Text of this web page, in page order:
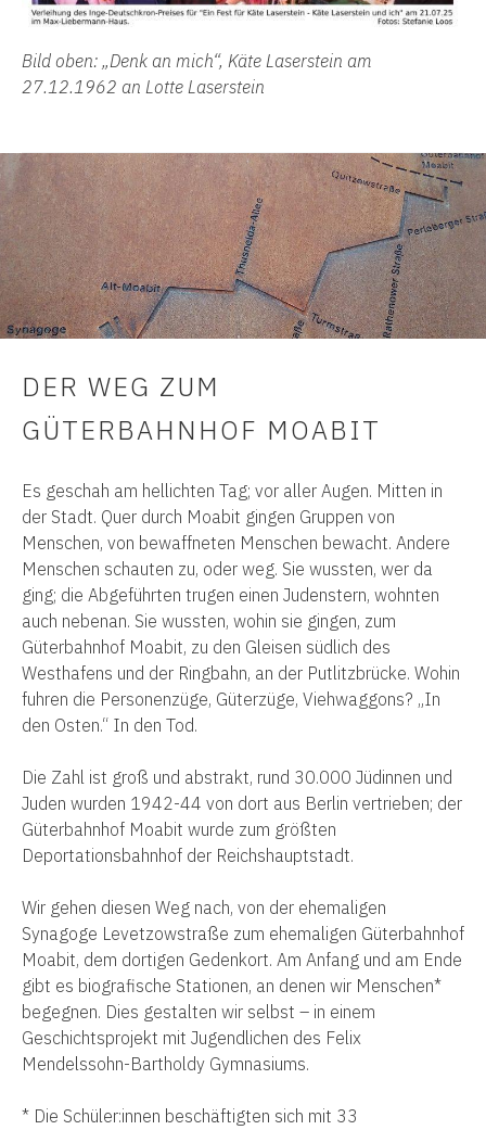
Bild oben: „Denk an mich“, Käte Laserstein am
27.12.1962 an Lotte Laserstein
DER WEG ZUM
GÜTERBAHNHOF MOABIT
Es geschah am hellichten Tag; vor aller Augen. Mitten in
der Stadt. Quer durch Moabit gingen Gruppen von
Menschen, von bewaffneten Menschen bewacht. Andere
Menschen schauten zu, oder weg. Sie wussten, wer da
ging; die Abgeführten trugen einen Judenstern, wohnten
auch nebenan. Sie wussten, wohin sie gingen, zum
Güterbahnhof Moabit, zu den Gleisen südlich des
Westhafens und der Ringbahn, an der Putlitzbrücke. Wohin
fuhren die Personenzüge, Güterzüge, Viehwaggons? „In
den Osten.“ In den Tod.
Die Zahl ist groß und abstrakt, rund 30.000 Jüdinnen und
Juden wurden 1942-44 von dort aus Berlin vertrieben; der
Güterbahnhof Moabit wurde zum größten
Deportationsbahnhof der Reichshauptstadt.
Wir gehen diesen Weg nach, von der ehemaligen
Synagoge Levetzowstraße zum ehemaligen Güterbahnhof
Moabit, dem dortigen Gedenkort. Am Anfang und am Ende
gibt es biografische Stationen, an denen wir Menschen*
begegnen. Dies gestalten wir selbst – in einem
Geschichtsprojekt mit Jugendlichen des Felix
Mendelssohn-Bartholdy Gymnasiums.
* Die Schüler:innen beschäftigten sich mit 33